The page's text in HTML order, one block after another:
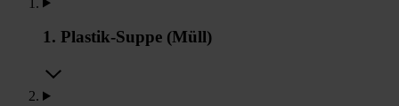
1. Plastik-Suppe (Müll)